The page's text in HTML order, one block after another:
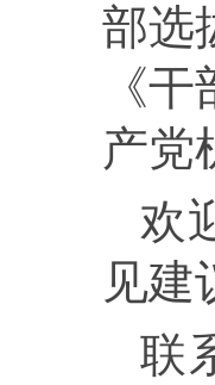
部选
《
产党
欢
见建
联